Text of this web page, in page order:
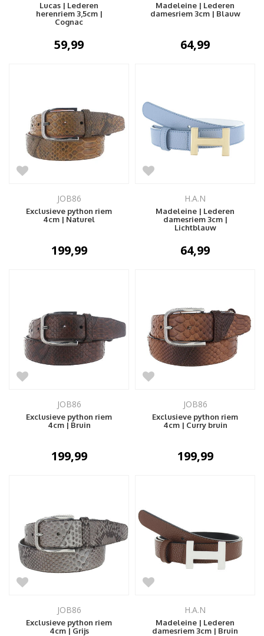
Lucas | Lederen
herenriem 3,5cm |
Cognac
59,99
Madeleine | Lederen
damesriem 3cm | Blauw
64,99
JOB86
Exclusieve python riem
4cm | Naturel
199,99
H.A.N
Madeleine | Lederen
damesriem 3cm |
Lichtblauw
64,99
JOB86
Exclusieve python riem
4cm | Bruin
199,99
JOB86
Exclusieve python riem
4cm | Curry bruin
199,99
JOB86
Exclusieve python riem
4cm | Grijs
H.A.N
Madeleine | Lederen
damesriem 3cm | Bruin